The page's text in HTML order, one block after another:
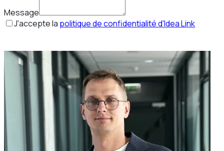
Message
J'accepte la politique de confidentialité d'Idea Link